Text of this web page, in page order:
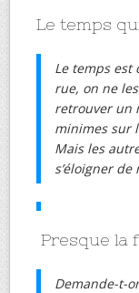
Le temps
Le temps est
rue, on ne
retrouver un
minimes sur
Mais les
s’éloigner de
Presque la
Demande-t-